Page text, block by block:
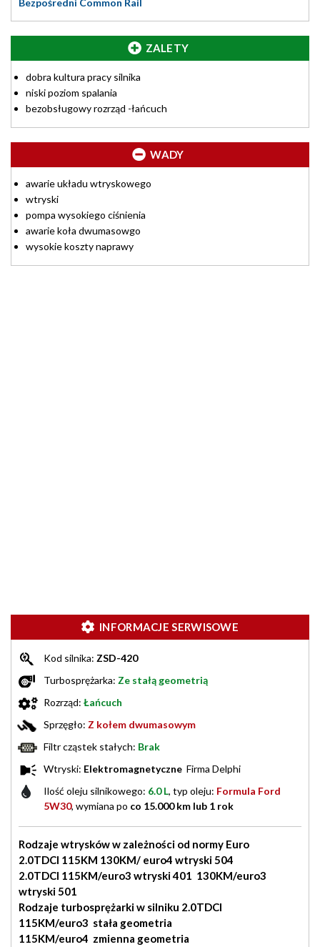
Bezpośredni Common Rail
ZALETY
dobra kultura pracy silnika
niski poziom spalania
bezobsługowy rozrząd -łańcuch
WADY
awarie układu wtryskowego
wtryski
pompa wysokiego ciśnienia
awarie koła dwumasowgo
wysokie koszty naprawy
INFORMACJE SERWISOWE
Kod silnika: ZSD-420
Turbosprężarka: Ze stałą geometrią
Rozrząd: Łańcuch
Sprzęgło: Z kołem dwumasowym
Filtr cząstek stałych: Brak
Wtryski: Elektromagnetyczne Firma Delphi
Ilość oleju silnikowego: 6.0 L, typ oleju: Formula Ford
5W30, wymiana po co 15.000 km lub 1 rok
Rodzaje wtrysków w zależności od normy Euro
2.0TDCI 115KM 130KM/ euro4 wtryski 504
2.0TDCI 115KM/euro3 wtryski 401 130KM/euro3
wtryski 501
Rodzaje turbosprężarki w silniku 2.0TDCI
115KM/euro3 stała geometria
115KM/euro4 zmienna geometria